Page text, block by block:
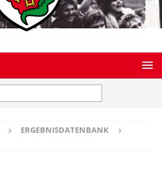
ERGEBNISDATENBANK